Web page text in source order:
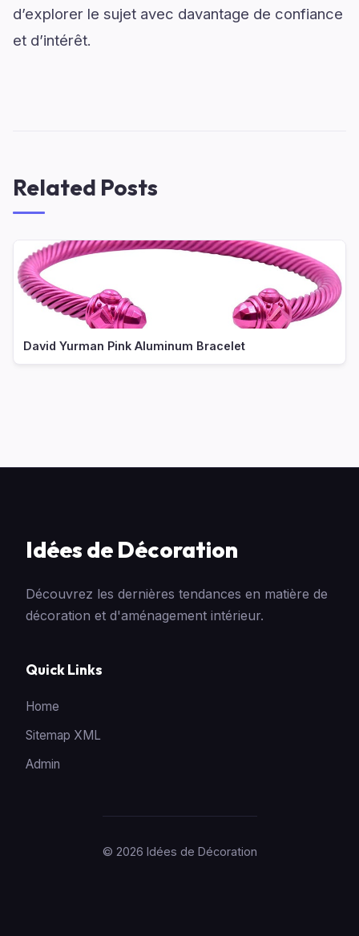
d’explorer le sujet avec davantage de confiance
et d’intérêt.
Related Posts
David Yurman Pink Aluminum Bracelet
Idées de Décoration
Découvrez les dernières tendances en matière de
décoration et d'aménagement intérieur.
Quick Links
Home
Sitemap XML
Admin
© 2026 Idées de Décoration